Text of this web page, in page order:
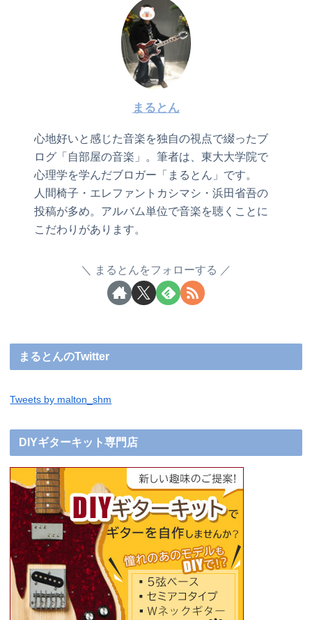
まるとん
心地好いと感じた音楽を独自の視点で綴ったブ
ログ「自部屋の音楽」。筆者は、東大大学院で
心理学を学んだブロガー「まるとん」です。
人間椅子・エレファントカシマシ・浜田省吾の
投稿が多め。アルバム単位で音楽を聴くことに
こだわりがあります。
まるとんをフォローする
まるとんのTwitter
Tweets by malton_shm
DIYギターキット専門店